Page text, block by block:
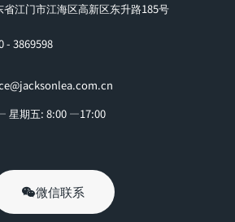
省江门市江海区高新区东升路185号
- 3869598
星期五: 8:00 —17:00
微信联系